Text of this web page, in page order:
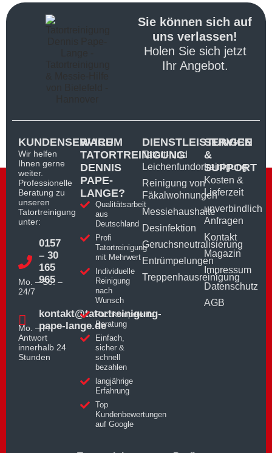
Sie können sich auf
uns verlassen!
Holen Sie sich jetzt
Ihr Angebot.
KUNDENSERVICE
Wir helfen
Ihnen gerne
weiter.
Professionelle
Beratung zu
unseren
Tatortreinigung
unter:
0157
– 30
165
965
Mo. – So. –
24/7
kontakt@tatortreinigung-
pape-lange.de
Mo. – Fr.
Antwort
innerhalb 24
Stunden
WARUM
TATORTREINIGUNG
DENNIS
PAPE-
LANGE?
Qualitätsarbeit
aus
Deutschland
Profi
Tatortreinigung
mit Mehrwert
Individuelle
Reinigung
nach
Wunsch
Fachkompetente
Beratung
Einfach,
sicher &
schnell
bezahlen
langjährige
Erfahrung
Top
Kundenbewertungen
auf Google
DIENSTLEISTUNGEN
Tatort- und
Leichenfundortreinigung
Reinigung von
Fäkalwohnungen
Messiehaushalte
Desinfektion
Geruchsneutralisierung
Entrümpelungen
Treppenhausreinigung
SERVICE
&
SUPPORT
Kosten &
Lieferzeit
unverbindlich
Anfragen
Kontakt
Magazin
Impressum
Datenschutz
AGB